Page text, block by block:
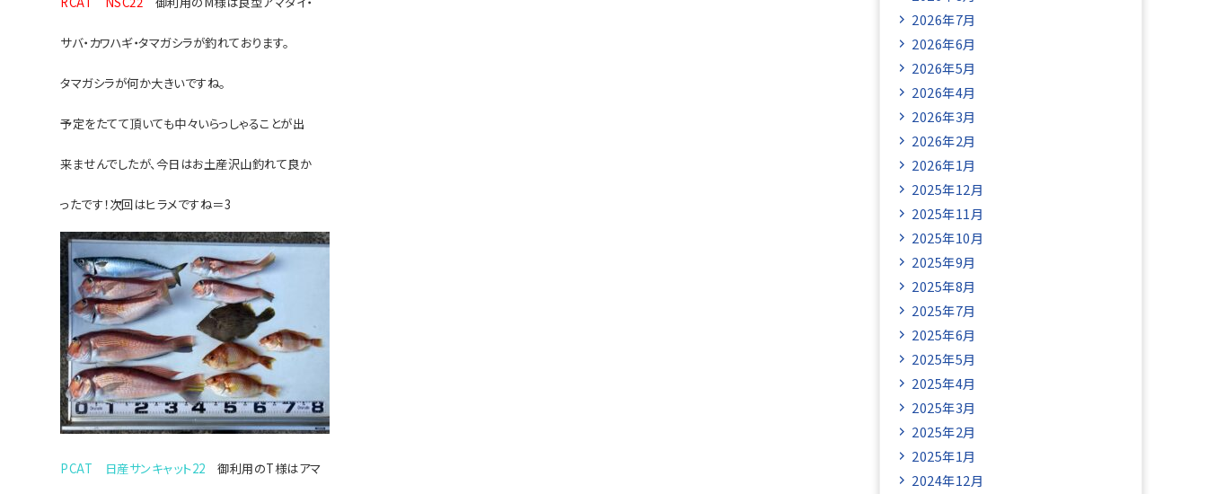
サバ・カワハギ・タマガシラが釣れております。
タマガシラが何か大きいですね。
予定をたてて頂いても中々いらっしゃることが出
来ませんでしたが、今日はお土産沢山釣れて良か
ったです！次回はヒラメですね＝3
PCAT 日産サンキャット22 御利用のT様はアマ
2026年7月
2026年6月
2026年5月
2026年4月
2026年3月
2026年2月
2026年1月
2025年12月
2025年11月
2025年10月
2025年9月
2025年8月
2025年7月
2025年6月
2025年5月
2025年4月
2025年3月
2025年2月
2025年1月
2024年12月